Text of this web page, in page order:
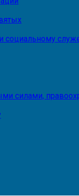
социальному
силами,